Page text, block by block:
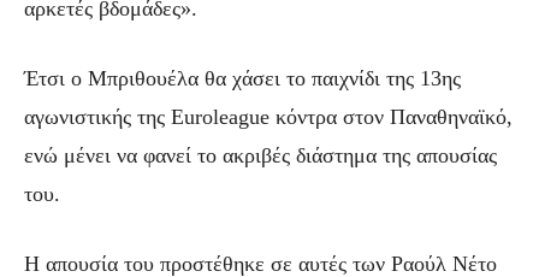
αρκετές βδομάδες».
Έτσι ο Μπριθουέλα θα χάσει το παιχνίδι της 13ης
αγωνιστικής της Euroleague κόντρα στον Παναθηναϊκό,
ενώ μένει να φανεί το ακριβές διάστημα της απουσίας
του.
Η απουσία του προστέθηκε σε αυτές των Ραούλ Νέτο